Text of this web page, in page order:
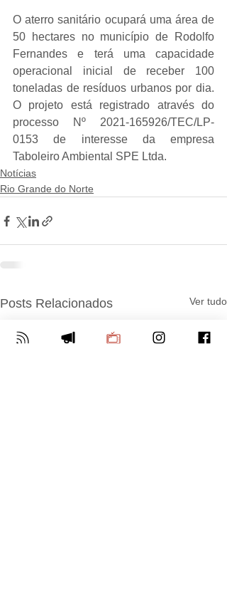
O aterro sanitário ocupará uma área de
50 hectares no município de Rodolfo
Fernandes e terá uma capacidade
operacional inicial de receber 100
toneladas de resíduos urbanos por dia.
O projeto está registrado através do
processo Nº 2021-165926/TEC/LP-
0153 de interesse da empresa
Taboleiro Ambiental SPE Ltda.
Notícias
Rio Grande do Norte
Posts Relacionados Ver tudo